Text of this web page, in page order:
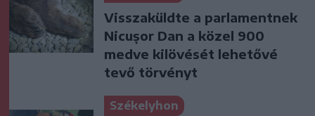
Visszaküldte a parlamentnek
Nicușor Dan a közel 900
medve kilövését lehetővé
tevő törvényt
Székelyhon